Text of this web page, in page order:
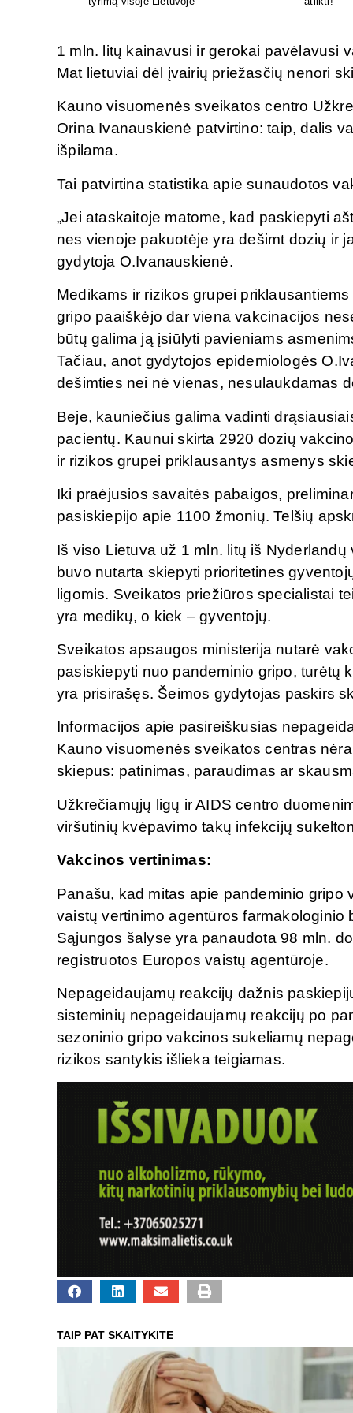
1 mln. litų kainavusi ir gerokai pavėlavusi
Mat lietuviai dėl įvairių priežasčių nenori
Kauno visuomenės sveikatos centro
Orina Ivanauskienė patvirtino: taip, dalis
išpilama.
Tai patvirtina statistika apie sunaudotos
„Jei ataskaitoje matome, kad paskiepyti
nes vienoje pakuotėje yra dešimt dozių ir
gydytoja O.Ivanauskienė.
Medikams ir rizikos grupei
gripo paaiškėjo dar viena vakcinacijos
būtų galima ją įsiūlyti pavieniams
Tačiau, anot gydytojos epidemiologės
dešimties nei nė vienas, nesulaukdamas
Beje, kauniečius galima vadinti
pacientų. Kaunui skirta 2920 dozių
ir rizikos grupei priklausantys asmenys
Iki praėjusios savaitės pabaigos,
pasiskiepijo apie 1100 žmonių. Telšių
Iš viso Lietuva už 1 mln. litų iš
buvo nutarta skiepyti prioritetines
ligomis. Sveikatos priežiūros specialistai
yra medikų, o kiek – gyventojų.
Sveikatos apsaugos ministerija nutarė
pasiskiepyti nuo pandeminio gripo, turėtų
yra prisirašęs. Šeimos gydytojas paskirs
Informacijos apie pasireiškusias
Kauno visuomenės sveikatos centras
skiepus: patinimas, paraudimas ar
Užkrečiamųjų ligų ir AIDS centro
viršutinių kvėpavimo takų infekcijų
Vakcinos vertinimas:
Panašu, kad mitas apie pandeminio
vaistų vertinimo agentūros
Sąjungos šalyse yra panaudota 98 mln.
registruotos Europos vaistų agentūroje.
Nepageidaujamų reakcijų dažnis
sisteminių nepageidaujamų reakcijų po
sezoninio gripo vakcinos sukeliamų
rizikos santykis išlieka teigiamas.
TAIP PAT SKAITYKITE